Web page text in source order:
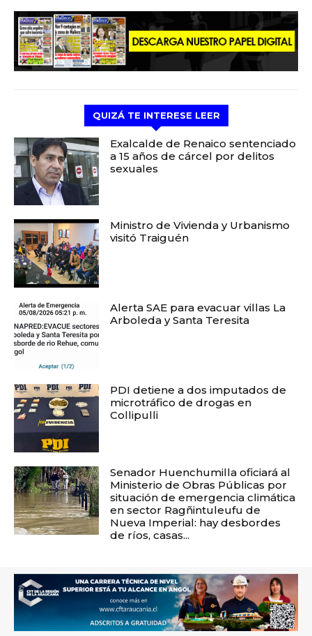
QUIZÁ TE INTERESE LEER
Exalcalde de Renaico sentenciado
a 15 años de cárcel por delitos
sexuales
Ministro de Vivienda y Urbanismo
visitó Traiguén
Alerta SAE para evacuar villas La
Arboleda y Santa Teresita
PDI detiene a dos imputados de
microtráfico de drogas en
Collipulli
Senador Huenchumilla oficiará al
Ministerio de Obras Públicas por
situación de emergencia climática
en sector Ragñintuleufu de
Nueva Imperial: hay desbordes
de ríos, casas...